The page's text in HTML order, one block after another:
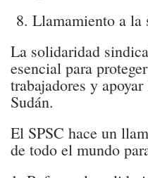
8. Llamamiento a
La solidaridad
esencial para
trabajadores y
Sudán.
El SPSC hace un
de todo el mundo